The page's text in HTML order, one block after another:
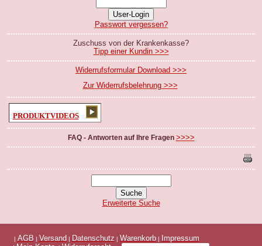
Passwort vergessen?
Zuschuss von der Krankenkasse?
Tipp einer Kundin >>>
Widerrufsformular Download >>>
Zur Widerrufsbelehrung >>>
PRODUKTVIDEOS
FAQ - Antworten auf Ihre Fragen >>>>
Erweiterte Suche
| AGB | Versand | Datenschutz | Warenkorb| Impressum